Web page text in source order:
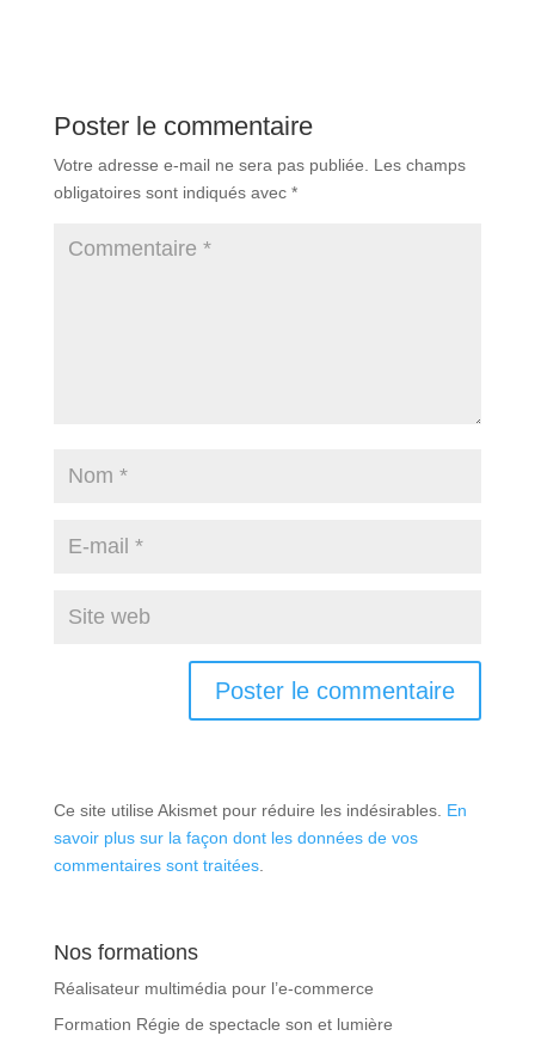
Poster le commentaire
Votre adresse e-mail ne sera pas publiée.
Les champs
obligatoires sont indiqués avec *
Ce site utilise Akismet pour réduire les indésirables. En
savoir plus sur la façon dont les données de vos
commentaires sont traitées.
Nos formations
Réalisateur multimédia pour l’e-commerce
Formation Régie de spectacle son et lumière